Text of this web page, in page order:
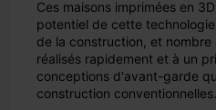
Ces maisons imprimées en
potentiel de cette
de la construction, et
réalisés rapidement et à un
conceptions d'avant-garde
construction conventionnelles.